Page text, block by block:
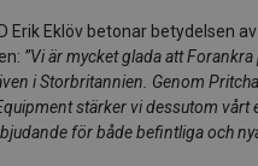
Erik Eklöv betonar betydelsen
”Vi är mycket glada att
i Storbritannien. Genom
stärker vi dessutom vårt
för både befintliga och